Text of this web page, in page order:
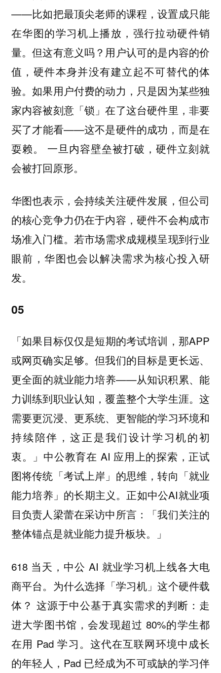
——比如把最顶尖老师的课程，设置成只能
在华图的学习机上播放，强行拉动硬件销
量。但这有意义吗？用户认可的是内容的价
值，硬件本身并没有建立起不可替代的体
验。如果用户付费的动力，只是因为某些独
家内容被刻意「锁」在了这台硬件里，非要
买了才能看——这不是硬件的成功，而是在
耍赖。 一旦内容壁垒被打破，硬件立刻就
会被打回原形。
华图也表示，会持续关注硬件发展， 但公司
的核心竞争力仍在于内容，硬件不会构成市
场准入门槛。 若市场需求成规模呈现到行业
眼前，华图也会以解决需求为核心投入研
发。
05
「如果目标仅仅是短期的考试培训，那APP
或网页确实足够。但我们的目标是更长远、
更全面的就业能力培养——从知识积累、能
力训练到职业认知，覆盖整个大学生涯。这
需要更沉浸、更系统、更智能的学习环境和
持续陪伴，这正是我们设计学习机的初
衷。」中公教育在 AI 应用上的探索，正试
图将传统「考试上岸」的思维，转向「就业
能力培养」的长期主义。正如中公AI就业项
目负责人梁蕾在采访中所言：「我们关注的
整体锚点是就业能力提升板块。」
618 当天，中公 AI 就业学习机上线各大电
商平台。 为什么选择「学习机」这个硬件载
体？ 这源于中公基于真实需求的判断：走
进大学图书馆，会发现超过 80%的学生都
在用 Pad 学习。这代在互联网环境中成长
的年轻人，Pad 已经成为不可或缺的学习伴